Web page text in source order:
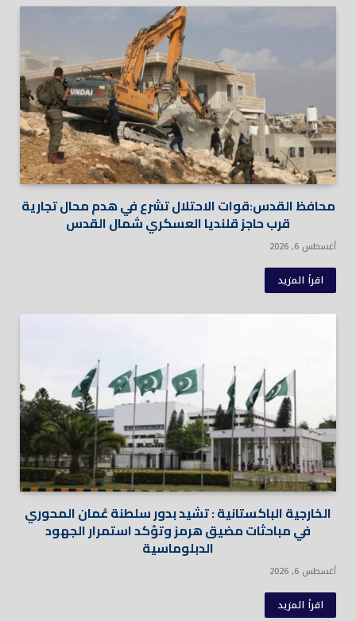
محافظ القدس:قوات الاحتلال تشرع في هدم محال تجارية
قرب حاجز قلنديا العسكري شمال القدس
أغسطس 6, 2026
اقرأ المزيد
الخارجية الباكستانية : تشيد بدور سلطنة عُمان المحوري
في مباحثات مضيق هرمز وتؤكد استمرار الجهود
الدبلوماسية
أغسطس 6, 2026
اقرأ المزيد